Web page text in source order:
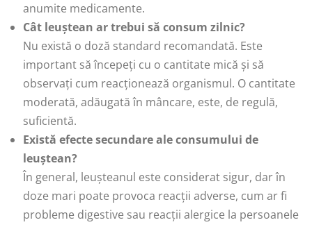
anumite medicamente.
Cât leuștean ar trebui să consum zilnic?
Nu există o doză standard recomandată. Este
important să începeți cu o cantitate mică și să
observați cum reacționează organismul. O cantitate
moderată, adăugată în mâncare, este, de regulă,
suficientă.
Există efecte secundare ale consumului de
leuștean?
În general, leușteanul este considerat sigur, dar în
doze mari poate provoca reacții adverse, cum ar fi
probleme digestive sau reacții alergice la persoanele